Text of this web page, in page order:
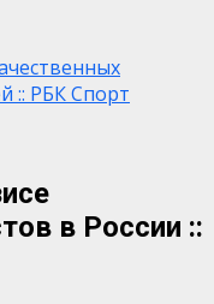
:: РБК Спорт
в России ::